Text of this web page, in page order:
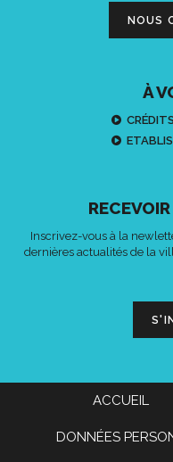
NOUS
À
CRÉDITS
Inscrivez-vous à la
dernières actualités de la
ACCUEIL
DONNÉES